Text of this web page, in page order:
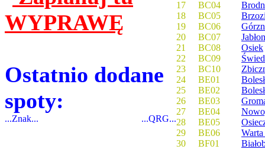
WYPRAWĘ
Ostatnio dodane
spoty:
...Znak... ...QRG...
17
BC04
18
BC05
19
BC06
20
BC07
21
BC08
Osiek
22
BC09
23
BC10
24
BE01
25
BE02
26
BE03
27
BE04
28
BE05
29
BE06
30
BF01